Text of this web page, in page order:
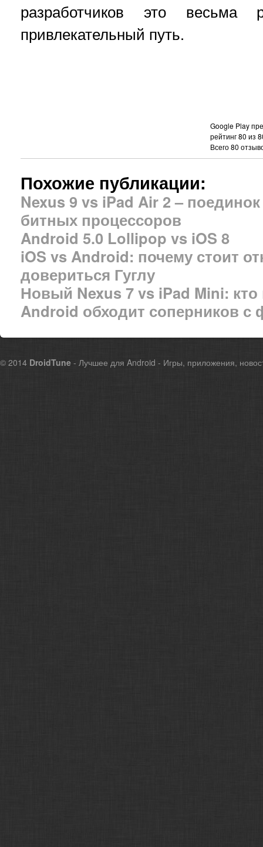
разработчиков это весьма
привлекательный путь.
Google Play
рейтинг80 из
Всего80
Похожие публикации:
Nexus 9 vs iPad Air 2 –
битных процессоров
Android 5.0 Lollipop vs iOS 8
iOS vs Android: почему стоит
довериться Гуглу
Новый Nexus 7 vs iPad Mini: кто
Android обходит соперников с
© 2014 DroidTune - Лучшее для Android - Игры, приложения,